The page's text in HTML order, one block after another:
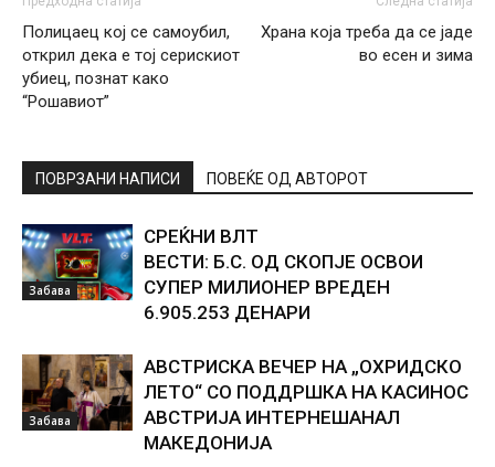
Полицаец кој се самоубил,
открил дека е тој серискиот
убиец, познат како
“Рошавиот”
Храна која треба да се јаде
во есен и зима
ПОВРЗАНИ НАПИСИ ПОВЕЌЕ ОД АВТОРОТ
Забава
СРЕЌНИ ВЛТ
ВЕСТИ: Б.С. ОД СКОПЈЕ ОСВОИ
СУПЕР МИЛИОНЕР ВРЕДЕН
6.905.253 ДЕНАРИ
Забава
АВСТРИСКА ВЕЧЕР НА „ОХРИДСКО
ЛЕТО“ СО ПОДДРШКА НА КАСИНОС
АВСТРИЈА ИНТЕРНЕШАНАЛ
МАКЕДОНИЈА